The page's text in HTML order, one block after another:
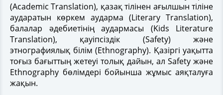
(Academic Translation), қазақ тілінен ағылшын тіліне
аударатын көркем аударма (Literary Translation),
балалар әдебиетінің аудармасы (Kids Literature
Translation), қауіпсіздік (Safety) және
этнографиялық білім (Ethnography). Қазіргі уақытта
тоғыз бағыттың жетеуі толық дайын, ал Safety және
Ethnography бөлімдері бойынша жұмыс аяқталуға
жақын.